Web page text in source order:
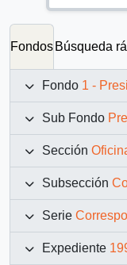
Fondos Búsqueda
Fondo 1 - Presidente
Sub Fondo
Sección Oficina
Subsección
Serie
Expediente